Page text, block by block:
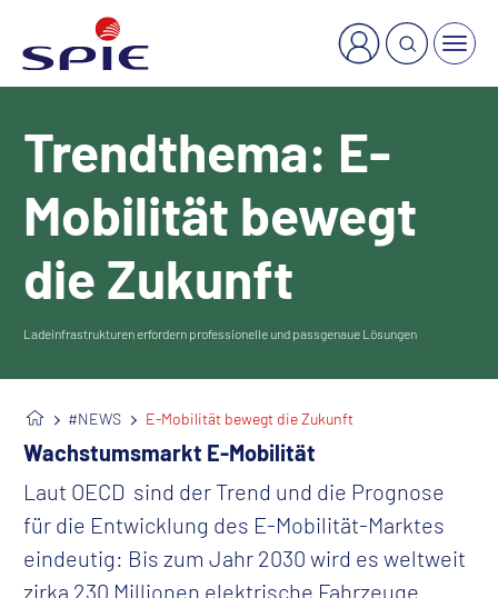
Trendthema: E-
Mobilität bewegt
die Zukunft
Ladeinfrastrukturen erfordern professionelle und passgenaue Lösungen
#NEWS E-Mobilität bewegt die Zukunft
Wachstumsmarkt E-Mobilität
Laut OECD sind der Trend und die Prognose
für die Entwicklung des E-Mobilität-Marktes
eindeutig: Bis zum Jahr 2030 wird es weltweit
zirka 230 Millionen elektrische Fahrzeuge